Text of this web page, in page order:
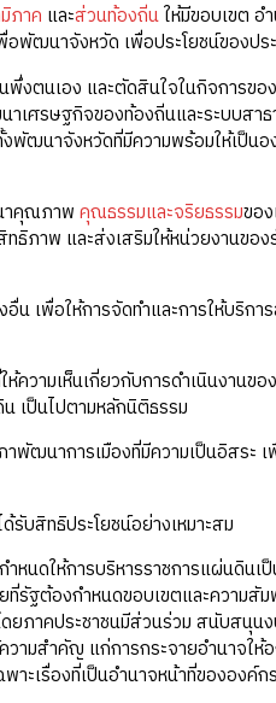
ภาค และส่วนท้องถิ่นให้มีขอบเขต อ
พัฒนาจังหวัด เพื่อประโยชน์ของปร
งตนเอง และตัดสินใจในกิจการขอ
เศรษฐกิจของท้องถิ่นและระบบส
งพัฒนาจังหวัดที่มีความพร้อมให้เ
าคุณภาพ คุณธรรมและจริยธรรมขอ
ธิภาพ และส่งเสริมให้หน่วยงานของ
น เพื่อให้การจัดทำและการให้บริ
ห้ความเห็นเกี่ยวกับการดำเนินงา
เป็นไปตามหลักนิติธรรม
พัฒนาการเมืองที่มีความเป็นอิสร
รับสิทธิประโยชน์อย่างเหมาะสม
ำหนดให้การบริหารราชการแผ่น
รัฐต้องกำหนดขอบเขตและความ
ยภาคประชาชนมีส่วนร่วม สนับสนุ
วามสำคัญ แก่การกระจายอำนาจ
าะเรื่องที่เป็นอำนาจหน้าที่ขององค์